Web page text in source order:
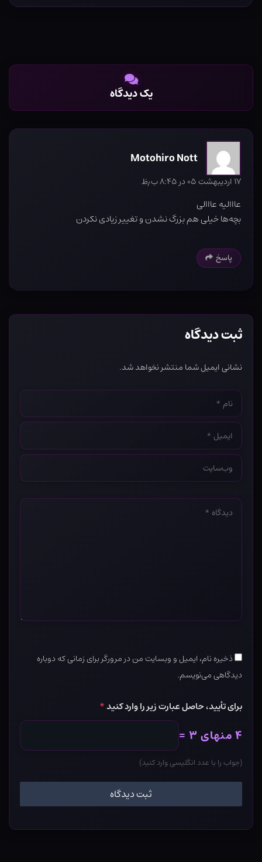
یک دیدگاه
Motohiro Nott
۱۷ اردیبهشت ۰۵ در ۸:۴۵ ب٫ظ
عااالیه عااالی
بچه‌ها خیلی هم بزرگ نشدن و تغییر زیادی نکردن
پاسخ
ثبت دیدگاه
نشانی ایمیل شما منتشر نخواهد شد.
نام
*
ایمیل
*
وب‌سایت
*
دیدگاه
ذخیره نام، ایمیل و وبسایت من در مرورگر برای زمانی که دوباره
دیدگاهی می‌نویسم.
برای تأیید، حاصل عبارت زیر را وارد کنید*
۴ منهای ۳ =
(جواب را با عدد انگلیسی وارد کنید)